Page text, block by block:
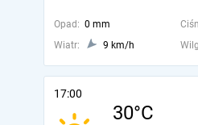
Opad: 0 mm
Wiatr:
9 km/h
17:00
30°C